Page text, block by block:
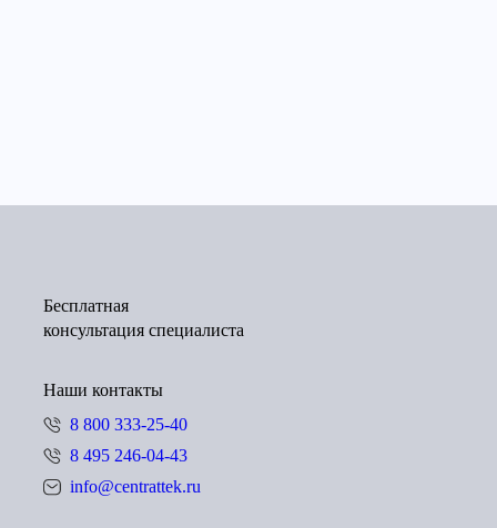
Бесплатная
консультация специалиста
Наши контакты
8 800 333-25-40
8 495 246-04-43
info@centrattek.ru